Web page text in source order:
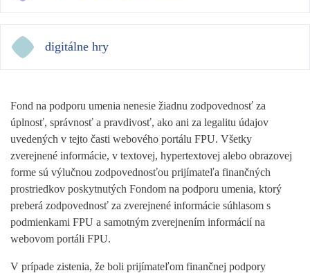
digitálne hry
Fond na podporu umenia nenesie žiadnu zodpovednosť za
úplnosť, správnosť a pravdivosť, ako ani za legalitu údajov
uvedených v tejto časti webového portálu FPU. Všetky
zverejnené informácie, v textovej, hypertextovej alebo obrazovej
forme sú výlučnou zodpovednosťou prijímateľa finančných
prostriedkov poskytnutých Fondom na podporu umenia, ktorý
preberá zodpovednosť za zverejnené informácie súhlasom s
podmienkami FPU a samotným zverejnením informácií na
webovom portáli FPU.
V prípade zistenia, že boli prijímateľom finančnej podpory